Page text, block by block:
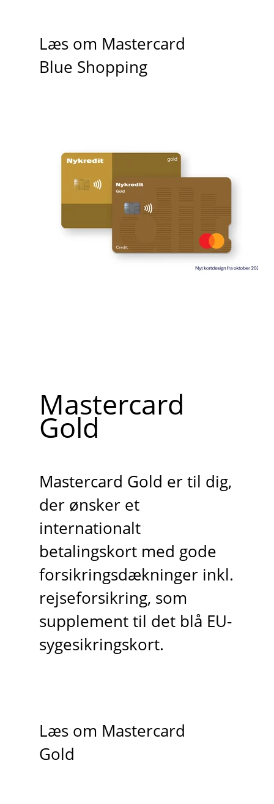
Læs om Mastercard
Blue Shopping
Mastercard
Gold
Mastercard Gold er til dig,
der ønsker et
internationalt
betalingskort med gode
forsikringsdækninger inkl.
rejseforsikring, som
supplement til det blå EU-
sygesikringskort.
Læs om Mastercard
Gold